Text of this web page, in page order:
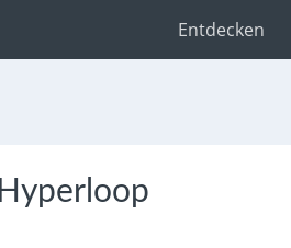
Entdecken
Hyperloop